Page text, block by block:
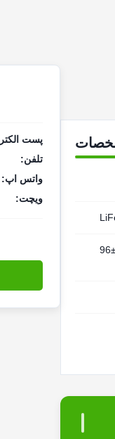
پست
تلفن:
واتس اپ:
ویچت: